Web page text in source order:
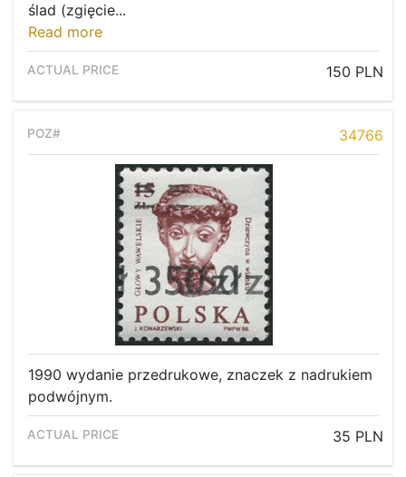
ślad (zgięcie...
Read more
150 PLN
34766
1990 wydanie przedrukowe, znaczek z nadrukiem
podwójnym.
35 PLN